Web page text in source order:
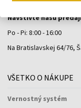
Navštívte našu
Po - Pi: 8:00 - 16:00
Na Bratislavskej 64/76,
VŠETKO O NÁKUPE
Vernostný systém